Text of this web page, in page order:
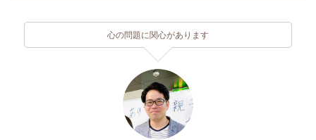
心の問題に関心があります